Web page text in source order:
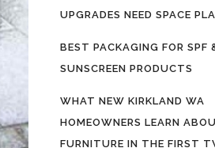
UPGRADES NEED SPACE
BEST PACKAGING FOR SPF
SUNSCREEN PRODUCTS
WHAT NEW KIRKLAND WA
HOMEOWNERS LEARN
FURNITURE IN THE FIRST